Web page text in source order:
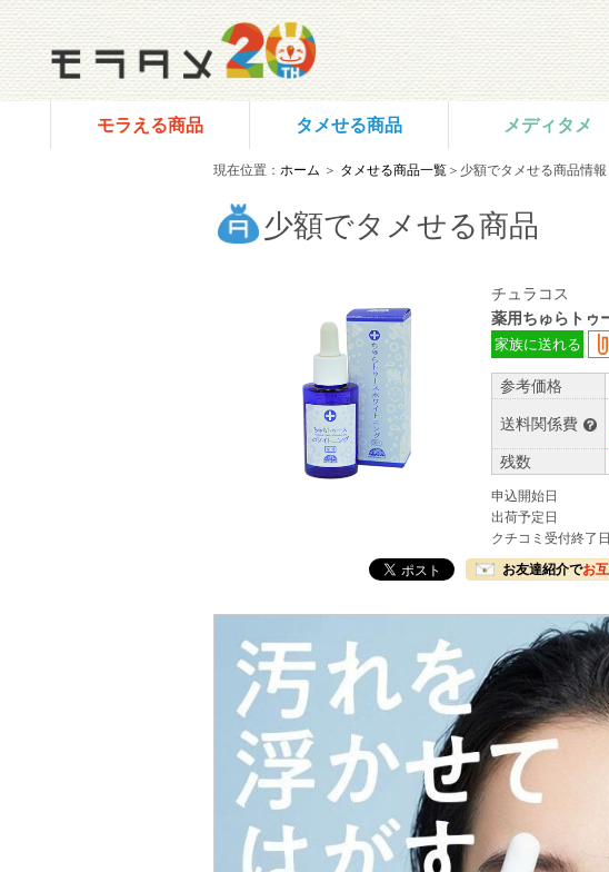
モラえる商品 タメせる商品 メディタメ
現在位置： ホーム ＞ タメせる商品一覧 ＞少額でタメせる商品情報
少額でタメせる商品
チュラコス
薬用ちゅらトゥ
家族に送れる
参考価格
送料関係費
残数
申込開始日
出荷予定日
クチコミ受付終了日
お友達紹介でお